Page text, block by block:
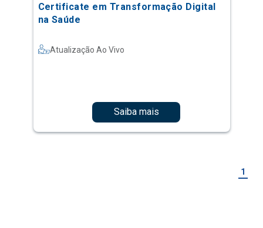
Certificate em Transformação Digital
na Saúde
Atualização Ao Vivo
Saiba mais
1